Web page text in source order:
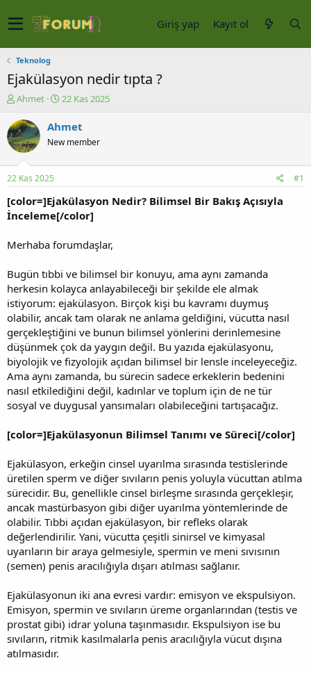
Giriş yap Kayıt ol
Teknolog
Ejakülasyon nedir tıpta ?
K
n
u
y
b
a
ş
a
a
Ahmet
B
ş
a
ç
t
a
i
i
22 Kas 2025
Ahmet
New member
22 Kas 2025 #1
[color=]Ejakülasyon Nedir? Bilimsel Bir Bakış Açısıyla
İnceleme[/color]
Merhaba forumdaşlar,
Bugün tıbbi ve bilimsel bir konuyu, ama aynı zamanda
herkesin kolayca anlayabileceği bir şekilde ele almak
istiyorum: ejakülasyon. Birçok kişi bu kavramı duymuş
olabilir, ancak tam olarak ne anlama geldiğini, vücutta nasıl
gerçekleştiğini ve bunun bilimsel yönlerini derinlemesine
düşünmek çok da yaygın değil. Bu yazıda ejakülasyonu,
biyolojik ve fizyolojik açıdan bilimsel bir lensle inceleyeceğiz.
Ama aynı zamanda, bu sürecin sadece erkeklerin bedenini
nasıl etkilediğini değil, kadınlar ve toplum için de ne tür
sosyal ve duygusal yansımaları olabileceğini tartışacağız.
[color=]Ejakülasyonun Bilimsel Tanımı ve Süreci[/color]
Ejakülasyon, erkeğin cinsel uyarılma sırasında testislerinde
üretilen sperm ve diğer sıvıların penis yoluyla vücuttan atılma
sürecidir. Bu, genellikle cinsel birleşme sırasında gerçekleşir,
ancak mastürbasyon gibi diğer uyarılma yöntemlerinde de
olabilir. Tıbbi açıdan ejakülasyon, bir refleks olarak
değerlendirilir. Yani, vücutta çeşitli sinirsel ve kimyasal
uyarıların bir araya gelmesiyle, spermin ve meni sıvısının
(semen) penis aracılığıyla dışarı atılması sağlanır.
Ejakülasyonun iki ana evresi vardır: emisyon ve ekspulsiyon.
Emisyon, spermin ve sıvıların üreme organlarından (testis ve
prostat gibi) idrar yoluna taşınmasıdır. Ekspulsiyon ise bu
sıvıların, ritmik kasılmalarla penis aracılığıyla vücut dışına
atılmasıdır.